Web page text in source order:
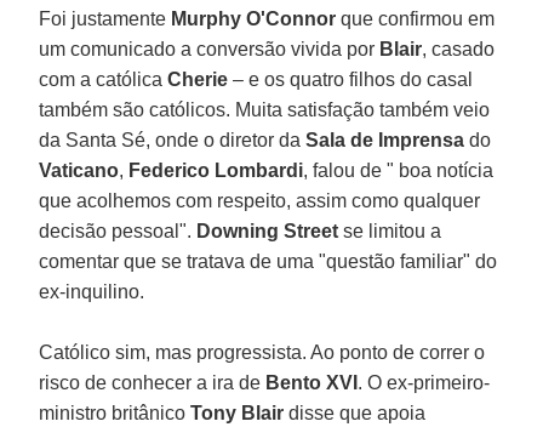
Foi justamente Murphy O'Connorque confirmou em
um comunicado a conversão vivida por Blair, casado
com a católicaCherie– e os quatro filhos do casal
também são católicos. Muita satisfação também veio
da Santa Sé, onde o diretor daSala de Imprensado
Vaticano, Federico Lombardi, falou de " boa notícia
que acolhemos com respeito, assim como qualquer
decisão pessoal". Downing Streetse limitou a
comentar que se tratava de uma "questão familiar" do
ex-inquilino.
Católico sim, mas progressista. Ao ponto de correr o
risco de conhecer a ira de Bento XVI . O ex-primeiro-
ministro britânicoTony Blairdisse que apoia